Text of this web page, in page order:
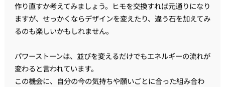
作り直すか考えてみましょう。ヒモを交換すれば元通りになり
ますが、せっかくならデザインを変えたり、違う石を加えてみ
るのも楽しいかもしれません。
パワーストーンは、並びを変えるだけでもエネルギーの流れが
変わると言われています。
この機会に、自分の今の気持ちや願いごとに合った組み合わ